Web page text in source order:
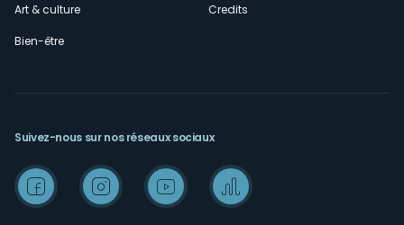
Art & culture
Bien-être
Credits
Suivez-nous sur nos réseaux sociaux